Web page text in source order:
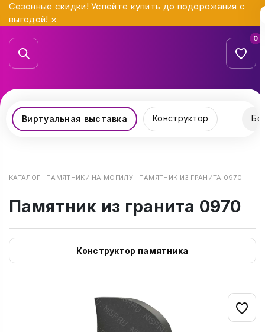
Сезонные скидки! Успейте купить до подорожания с
выгодой! ×
0
Виртуальная выставка Конструктор
КАТАЛОГ ПАМЯТНИКИ НА МОГИЛУ ПАМЯТНИК ИЗ ГРАНИТА 0970
Памятник из гранита 0970
Конструктор памятника